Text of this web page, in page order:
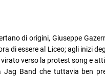
di origini, Giuseppe
di essere al Liceo; agli inizi
verso la protest song e
Band che tuttavia ben